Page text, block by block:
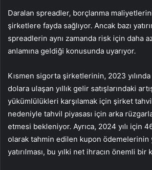
Daralan spreadler, borçlanma
şirketlere fayda sağlıyor. Ancak bazı
spreadlerin aynı zamanda risk için daha
anlamına geldiği konusunda uyarıyor.
Kısmen sigorta şirketlerinin, 2023
dolara ulaşan yıllık gelir satışlarındaki
yükümlülükleri karşılamak için şirket
nedeniyle tahvil piyasası için arka
etmesi bekleniyor. Ayrıca, 2024 yılı için
olarak tahmin edilen kupon ödemelerinin
yatırılması, bu yılki net ihracın önemli bir